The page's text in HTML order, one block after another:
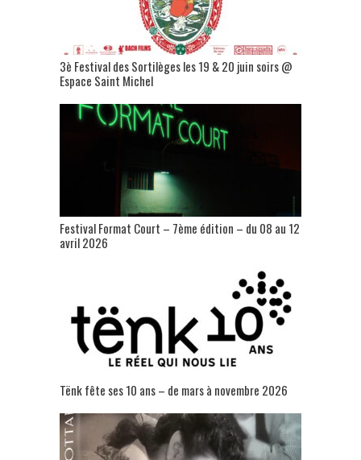
3è Festival des Sortilèges les 19 & 20 juin soirs @
Espace Saint Michel
Festival Format Court – 7ème édition – du 08 au 12
avril 2026
Tënk fête ses 10 ans – de mars à novembre 2026